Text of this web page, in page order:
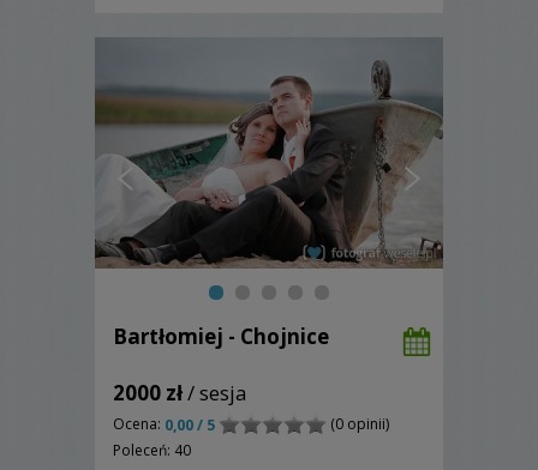
Bartłomiej - Chojnice
2000 zł/ sesja
Ocena: 0,00 / 5
(0 opinii)
Poleceń: 40